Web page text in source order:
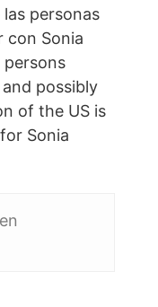
personas
con Sonia
persons
possibly
of the US is
Sonia